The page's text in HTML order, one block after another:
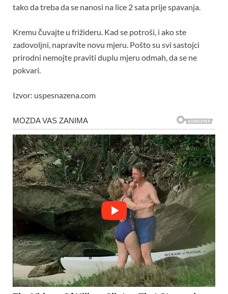
tako da treba da se nanosi na lice 2 sata prije spavanja.
Kremu čuvajte u frižideru. Kad se potroši, i ako ste
zadovoljni, napravite novu mjeru. Pošto su svi sastojci
prirodni nemojte praviti duplu mjeru odmah, da se ne
pokvari.
Izvor: uspesnazena.com